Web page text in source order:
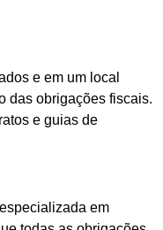
e em um local
das obrigações fiscais.
e guias de
em